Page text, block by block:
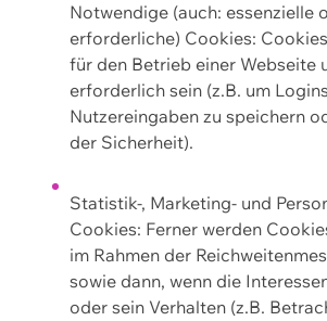
Notwendige (auch: essenzielle
erforderliche) Cookies:
für den Betrieb einer Webseite
erforderlich sein (z.B. um
Nutzereingaben zu speichern
der Sicherheit).
Statistik-, Marketing- und
Cookies: Ferner werden
im Rahmen der
sowie dann, wenn die
oder sein Verhalten (z.B.